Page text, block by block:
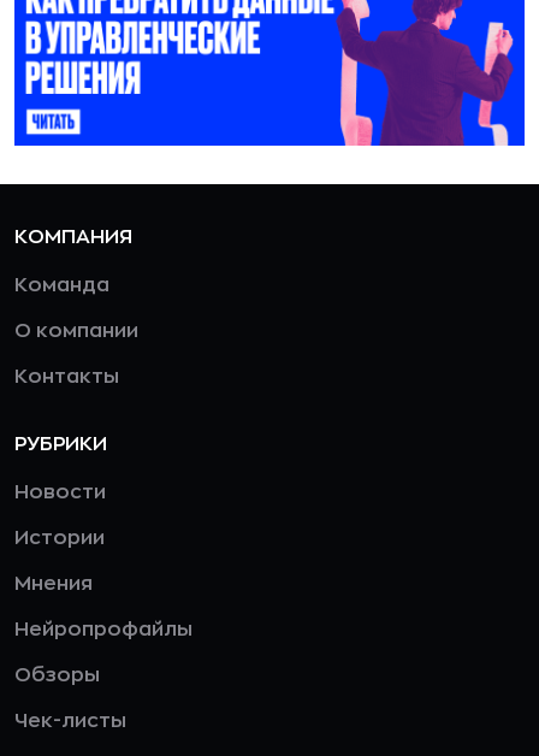
КОМПАНИЯ
Команда
О компании
Контакты
РУБРИКИ
Новости
Истории
Мнения
Нейропрофайлы
Обзоры
Чек-листы